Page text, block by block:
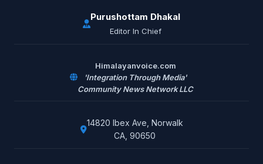
Purushottam Dhakal
Editor In Chief
Himalayanvoice.com
'Integration Through Media'
Community News Network LLC
14820 Ibex Ave, Norwalk
CA, 90650